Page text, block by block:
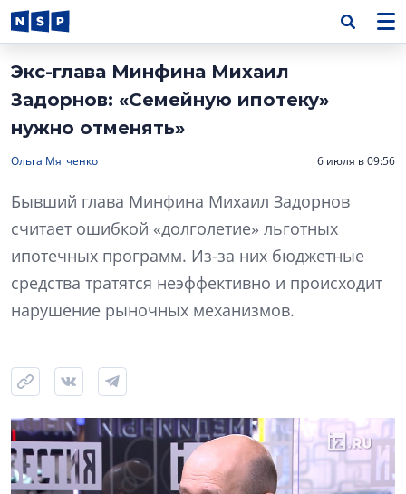
Экс-глава Минфина Михаил
Задорнов: «Семейную ипотеку»
нужно отменять»
Ольга Мягченко 6 июля в 09:56
Бывший глава Минфина Михаил Задорнов
считает ошибкой «долголетие» льготных
ипотечных программ. Из-за них бюджетные
средства тратятся неэффективно и происходит
нарушение рыночных механизмов.